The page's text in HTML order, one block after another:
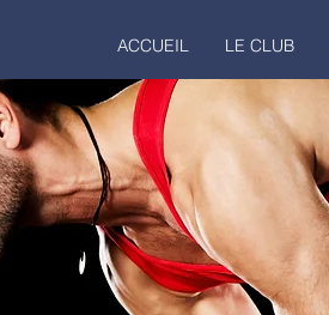
ACCUEIL LE CLUB